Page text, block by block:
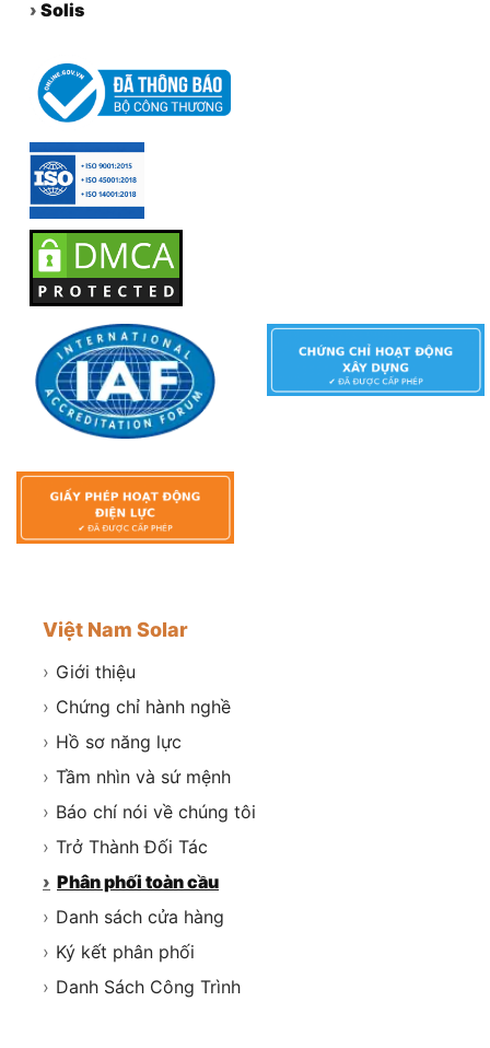
› Solis
Việt Nam Solar
› Giới thiệu
› Chứng chỉ hành nghề
› Hồ sơ năng lực
› Tầm nhìn và sứ mệnh
› Báo chí nói về chúng tôi
› Trở Thành Đối Tác
› Phân phối toàn cầu
› Danh sách cửa hàng
› Ký kết phân phối
› Danh Sách Công Trình